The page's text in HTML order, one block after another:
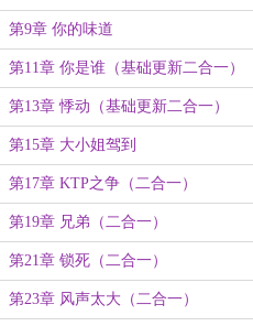
一）
第9章 你的味道
第11章 你是谁（基础更新二合一）
第13章 悸动（基础更新二合一）
第15章 大小姐驾到
第17章 KTP之争（二合一）
第19章 兄弟（二合一）
第21章 锁死（二合一）
第23章 风声太大（二合一）